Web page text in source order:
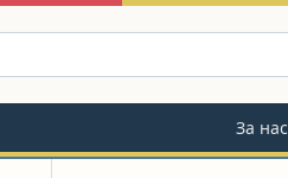
За нас